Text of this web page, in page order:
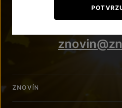
+420 515
ZNOVÍN